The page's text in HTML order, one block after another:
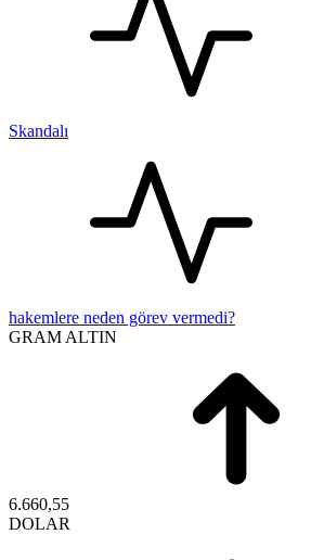
Skandalı
hakemlere neden görev vermedi?
GRAM ALTIN
6.660,55
DOLAR